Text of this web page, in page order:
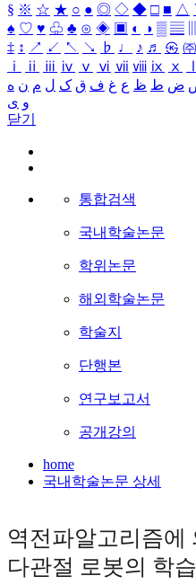
§ ※ ☆ ★ ○ ● ◎ ◇ ◆ □ ■ △
♠ ♡ ♥ ♧ ♣ ⊙ ◈ ▣ ◐ ◑ ▒ ▤
‡ ↕ ↗ ↙ ↖ ↘ ♭ ♩ ♪ ♬ ㉿ ㈜
ⅰ
ⅱ ⅲ ⅳ ⅴ ⅵ ⅶ ⅷ ⅸ ⅹ
ض ط ظ ع غ ف ق ک ل م ن ه
و ی
닫기
통합검색
국내학술논문
학위논문
해외학술논문
학술지
단행본
연구보고서
공개강의
home
국내학술논문 상세
역전파알고리즘에
다관절 로봇의 학